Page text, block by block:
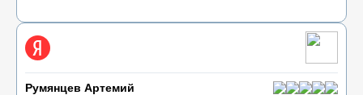
Румянцев Артемий